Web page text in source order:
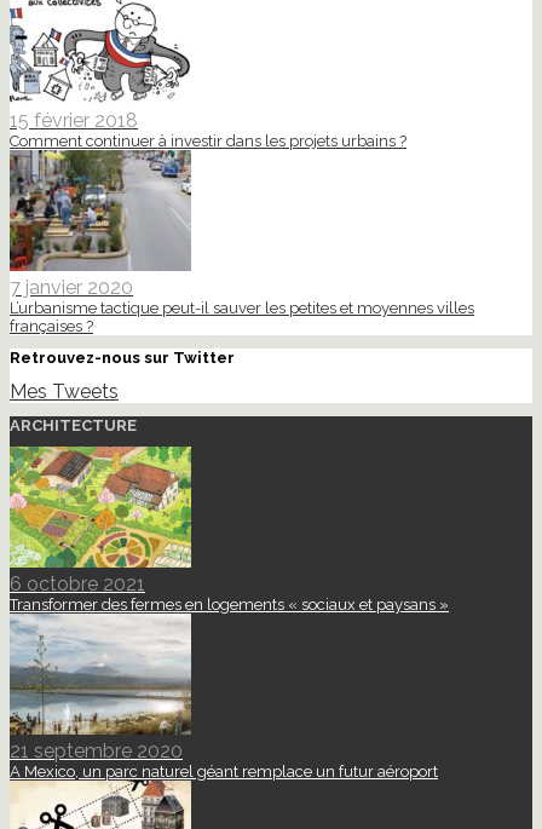
15 février 2018
Comment continuer à investir dans les projets urbains ?
7 janvier 2020
L’urbanisme tactique peut-il sauver les petites et moyennes villes
françaises ?
Retrouvez-nous sur Twitter
Mes Tweets
ARCHITECTURE
6 octobre 2021
Transformer des fermes en logements « sociaux et paysans »
21 septembre 2020
A Mexico, un parc naturel géant remplace un futur aéroport